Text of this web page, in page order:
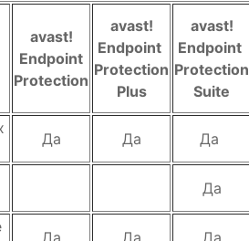
avast!
Endpoint
Protection
avast!
Endpoint
Protection
Plus
avast!
Endpoint
Protection
Suite
Да Да Да
Да
Да Да Да